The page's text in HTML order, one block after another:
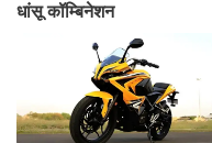
धांसू कॉम्बिनेशन